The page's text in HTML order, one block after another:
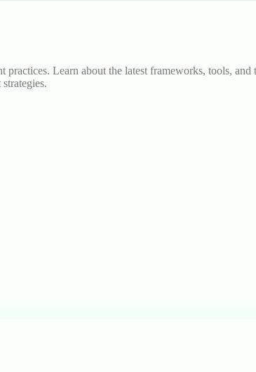
Learn about the latest frameworks, tools,